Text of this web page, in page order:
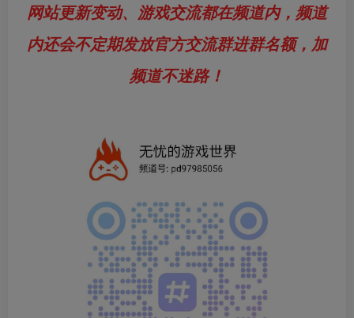
网站更新变动、游戏交流都在频道内，频道
内还会不定期发放官方交流群进群名额，加
频道不迷路！